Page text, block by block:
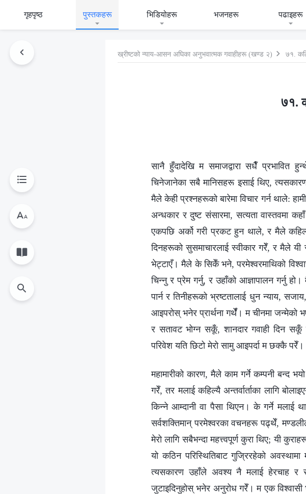
गृहपृष्ठ पुस्तकहरू भिडियोहरू भजनहरू पढाइहरू
ख्रीष्‍टको न्याय-आसन अघिका अनुभवात्मक गवाहीहरू (खण्ड २) ७१.
७१.
सानै हुँदादेखि म समाजद्वारा सधैँ
चिनेजानेका सबै मानिसहरू इसाई थिए,
मैले केही प्रश्‍नहरूको बारेमा विचार गर्न थाले:
अन्धकार र दुष्ट संसारमा, सत्यता वास्तवमा
एकपछि अर्को गरी प्रकट हुन थाले, र मैले
दिनहरूको सुसमाचारलाई स्वीकार गरेँ, र मैले
भेट्टाएँ। मैले के सिकेँ भने, परमेश्वरमाथिको
चिन्नु र प्रेम गर्नु, र उहाँको आज्ञापालन गर्नु
पार्न र तिनीहरूको भ्रष्टतालाई धुन न्याय,
आइपरोस् भनेर प्रार्थना गर्थेँ। म चीनमा जन्‍मेको
र सतावट भोग्‍न सकूँ, शानदार गवाही दिन सकूँ
परिवेश यति छिटो मेरो सामु आइपर्दा म छक्कै परेँ।
महामारीको कारण, मैले काम गर्ने कम्पनी बन्द
गरेँ, तर मलाई कहिल्यै अन्तर्वार्ताका लागि
किन्‍ने आम्दानी वा पैसा थिएन। के गर्ने मलाई
सर्वशक्तिमान्‌ परमेश्‍वरका वचनहरू पढ्थेँ,
मेरो लागि सबैभन्दा महत्त्वपूर्ण कुरा थिए; यी
यो कठिन परिस्थितिबाट गुज्रिरहेको
त्यसकारण उहाँले अवश्य नै मलाई हेरचाह र
जुटाइदिनुहोस् भनेर अनुरोध गरेँ। म एक